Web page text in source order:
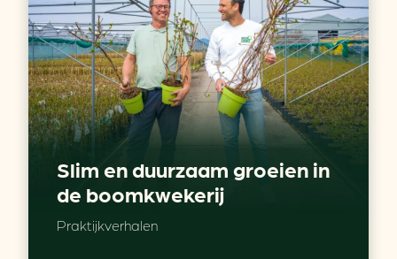
Slim en duurzaam groeien in
de boomkwekerij
Praktijkverhalen